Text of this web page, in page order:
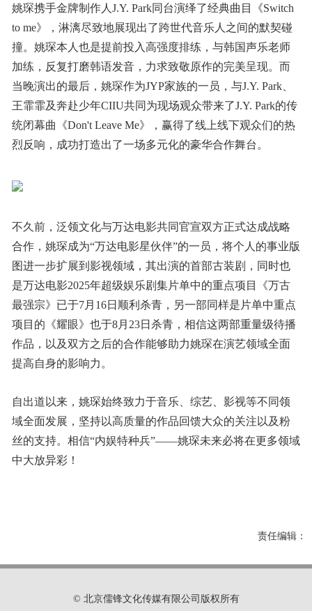
姚琛携手金牌制作人J.Y. Park同台演绎了经典曲目《Switch
to me》，淋漓尽致地展现出了跨世代音乐人之间的默契碰
撞。姚琛本人也是提前投入高强度排练，与韩国声乐老师
加练，反复打磨韩语发音，力求致敬原作的完美呈现。而
当晚演出的最后，姚琛作为JYP家族的一员，与J.Y. Park、
王霏霏及奔赴少年CIIU共同为现场观众带来了J.Y. Park的传
统闭幕曲《Don't Leave Me》，赢得了线上线下观众们的热
烈反响，成功打造出了一场多元化的豪华合作舞台。
不久前，泛领文化与万达电影共同官宣双方正式达成战略
合作，姚琛成为“万达电影星伙伴”的一员，将个人的事业版
图进一步扩展到影视领域，其出演的首部古装剧，同时也
是万达电影2025年超级娱乐剧集片单中的重点项目《万古
最强宗》已于7月16日顺利杀青，另一部同样是片单中重点
项目的《耀眼》也于8月23日杀青，相信这两部重量级待播
作品，以及双方之后的合作能够助力姚琛在演艺领域全面
提高自身的影响力。
自出道以来，姚琛始终致力于音乐、综艺、影视等不同领
域全面发展，坚持以高质量的作品回馈大众的关注以及粉
丝的支持。相信“内娱特种兵”——姚琛未来必将在更多领域
中大放异彩！
责任编辑：
© 北京儒锋文化传媒有限公司版权所有